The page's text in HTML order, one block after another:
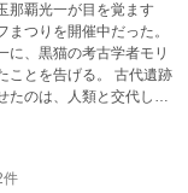
那覇光一が目を覚ます
つりを開催中だった。
に、黒猫の考古学者モリ
ことを告げる。 古代遺跡
たのは、人類と交代して
件